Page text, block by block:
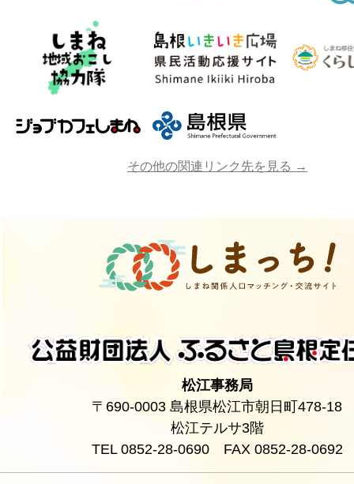
その他の関連リンク先を見る →
松江事務局
〒690-0003 島根県松江市朝日町478-18
松江テルサ3階
TEL 0852-28-0690 FAX 0852-28-0692